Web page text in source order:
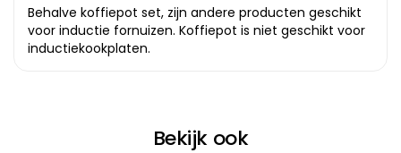
Behalve koffiepot set, zijn andere producten geschikt
voor inductie fornuizen. Koffiepot is niet geschikt voor
inductiekookplaten.
Bekijk ook